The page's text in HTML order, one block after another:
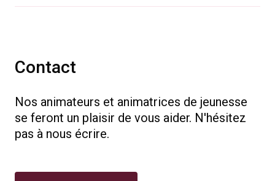
Contact
Nos animateurs et animatrices de jeunesse
se feront un plaisir de vous aider. N'hésitez
pas à nous écrire.